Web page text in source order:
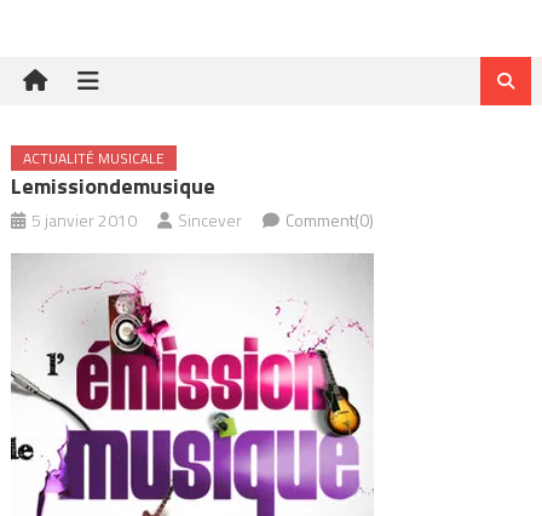
ACTUALITÉ MUSICALE
Lemissiondemusique
5 janvier 2010 Sincever Comment(0)